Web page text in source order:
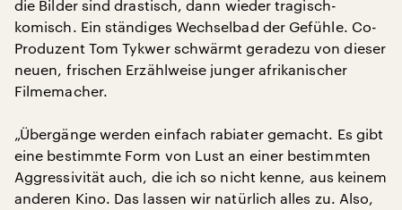
die Bilder sind drastisch, dann wieder tragisch-
komisch. Ein ständiges Wechselbad der Gefühle. Co-
Produzent Tom Tykwer schwärmt geradezu von dieser
neuen, frischen Erzählweise junger afrikanischer
Filmemacher.
„Übergänge werden einfach rabiater gemacht. Es gibt
eine bestimmte Form von Lust an einer bestimmten
Aggressivität auch, die ich so nicht kenne, aus keinem
anderen Kino. Das lassen wir natürlich alles zu. Also,